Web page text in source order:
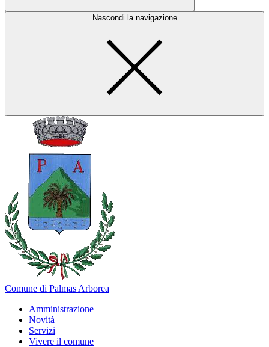
Nascondi la navigazione
Comune di Palmas Arborea
Amministrazione
Novità
Servizi
Vivere il comune